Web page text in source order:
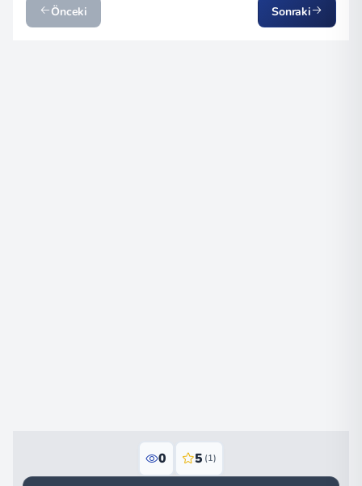
Önceki Sonraki
0 5 (1)